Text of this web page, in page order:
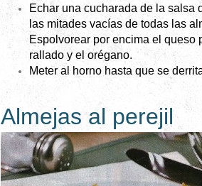
Echar una cucharada de la salsa
las mitades vacías de todas las
Espolvorear por encima el queso
rallado y el orégano.
Meter al horno hasta que se
Almejas al perejil